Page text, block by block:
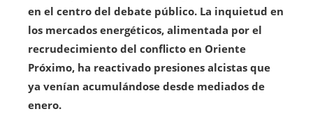
en el centro del debate público. La inquietud en
los mercados energéticos, alimentada por el
recrudecimiento del conflicto en Oriente
Próximo, ha reactivado presiones alcistas que
ya venían acumulándose desde mediados de
enero.